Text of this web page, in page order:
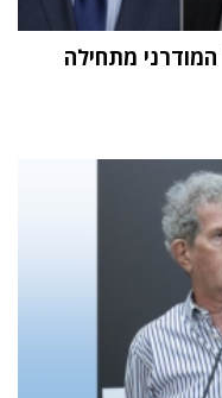
מתחילה